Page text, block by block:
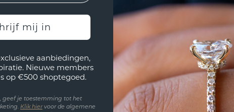
mij in
aanbiedingen,
Nieuwe members
op €500 shoptegoed.
geef je toestemming tot het
Klik hiervoor de algemene